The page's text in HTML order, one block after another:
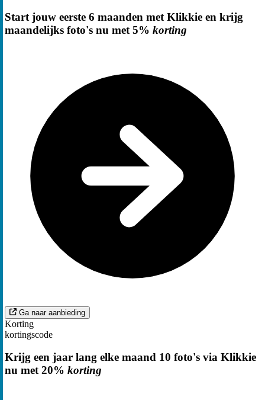
Start jouw eerste 6 maanden met Klikkie en krijg
maandelijks foto's nu met 5% korting
Ga naar aanbieding
Korting
kortingscode
Krijg een jaar lang elke maand 10 foto's via Klikkie
nu met 20% korting